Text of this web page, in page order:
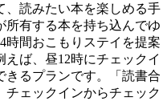
、読みたい本を楽しめる手
所有する本を持ち込んでゆ
時間おこもりステイを提案
ば、昼12時にチェックイ
きるプランです。「読書合
ェックインからチェック